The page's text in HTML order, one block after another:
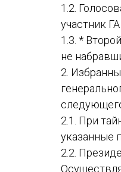
Оплата
1.2.
участник
1.3. *
не
2.
2.1. При
указанные
2.2.